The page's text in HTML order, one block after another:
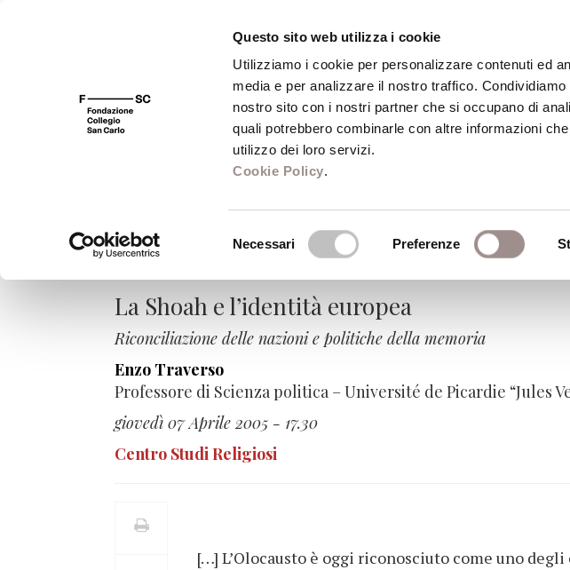
Questo sito web utilizza i cookie
Utilizziamo i cookie per personalizzare contenuti ed
media e per analizzare il nostro traffico.
nostro sito con i nostri partner che si occupano di
quali potrebbero combinarle con altre informazioni
utilizzo dei loro servizi.
Cookie Policy.
Necessari Preferenze
FSC 400 Fondazione Biblioteca Centro
Culture della pace.
Le frontiere dell'Europa
La Shoah e l’identità europea
Riconciliazione delle nazioni e politiche della memoria
Enzo Traverso
Professore di Scienza politica – Université de Picardie “Jules
giovedì 07 Aprile 2005 - 17.30
Centro Studi Religiosi
[…] L’Olocausto è oggi riconosciuto come uno